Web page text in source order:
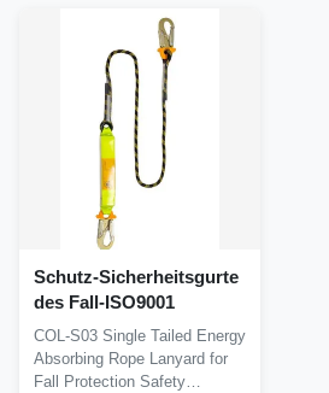
Schutz-Sicherheitsgurte
des Fall-ISO9001
COL-S03 Single Tailed Energy
Absorbing Rope Lanyard for
Fall Protection Safety